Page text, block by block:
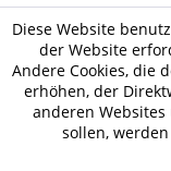
Diese Website
der Website
Andere Cookies, die
erhöhen, der
anderen
sollen,